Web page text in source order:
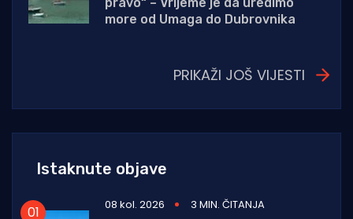
more od Umaga do Dubrovnika
PRIKAŽI JOŠ VIJESTI
Istaknute objave
08 kol. 2026
3 MIN. ČITANJA